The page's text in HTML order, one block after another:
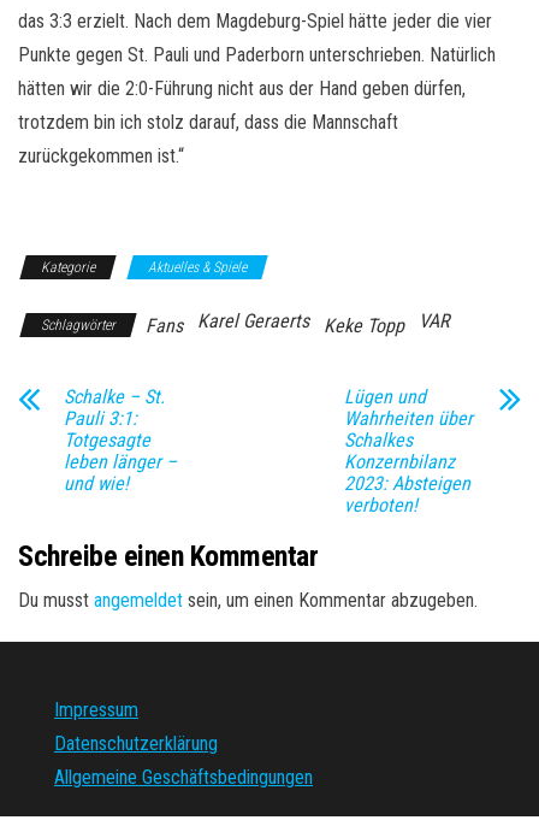
das 3:3 erzielt. Nach dem Magdeburg-Spiel hätte jeder die vier
Punkte gegen St. Pauli und Paderborn unterschrieben. Natürlich
hätten wir die 2:0-Führung nicht aus der Hand geben dürfen,
trotzdem bin ich stolz darauf, dass die Mannschaft
zurückgekommen ist.“
Kategorie Aktuelles & Spiele
Schlagwörter Fans Karel Geraerts Keke Topp VAR
Schalke – St.
Pauli 3:1:
Totgesagte
leben länger –
und wie!
Lügen und
Wahrheiten über
Schalkes
Konzernbilanz
2023: Absteigen
verboten!
Schreibe einen Kommentar
Du musst angemeldet sein, um einen Kommentar abzugeben.
Impressum
Datenschutzerklärung
Allgemeine Geschäftsbedingungen